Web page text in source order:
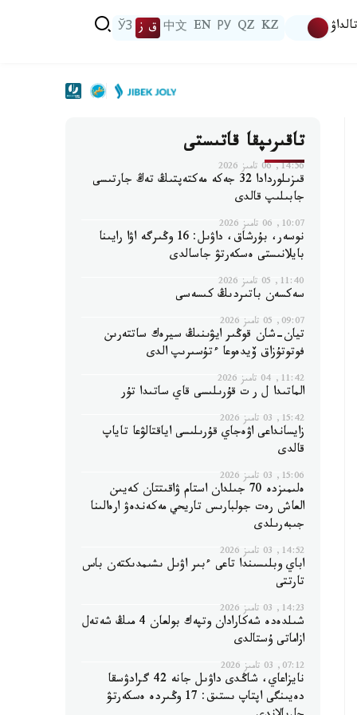
تالداۋ KZ
QZ
РУ
EN
中文 ق ز ЎЗ
تاقىرىپقا قاتىستى
14:56, 06 تامىز 2026
قىزىلوردادا 32 جەكە مەكتەپتىڭ تەڭ جارتىسى
جابىلىپ قالدى
10:07, 06 تامىز 2026
نوسەر، بۇرشاق، داۋىل: 16 وڭىرگە اۋا رايىنا
بايلانىستى ەسكەرتۋ جاسالدى
11:40, 05 تامىز 2026
سەكسەن باتىردىڭ كىسەسى
09:07, 05 تامىز 2026
تيان-شان قوڭىر ايۋىنىڭ سيرەك ساتتەرىن
فوتوتۇزاق ۆيدەوعا ءتۇسىرىپ الدى
11:42, 04 تامىز 2026
الماتىدا ل ر ت قۇرىلىسى قاي ساتىدا تۇر
15:42, 03 تامىز 2026
زايسانداعى اۋەجاي قۇرىلىسى اياقتالۋعا تاياپ
قالدى
15:06, 03 تامىز 2026
ەلىمىزدە 70 جىلدان استام ۋاقىتتان كەيىن
العاش رەت جولبارىس تاريحي مەكەندەۋ ارەالىنا
جىبەرىلدى
14:52, 03 تامىز 2026
اباي وبلىسىندا تاعى ءبىر اۋىل ىشىمدىكتەن باس
تارتتى
14:23, 03 تامىز 2026
شىلدەدە شەكارادان وتپەك بولعان 4 مىڭ شەتەل
ازاماتى ۇستالدى
07:12, 03 تامىز 2026
نايزاعاي، شاڭدى داۋىل جانە 42 گرادۋسقا
دەيىنگى اپتاپ ىستىق: 17 وڭىردە ەسكەرتۋ